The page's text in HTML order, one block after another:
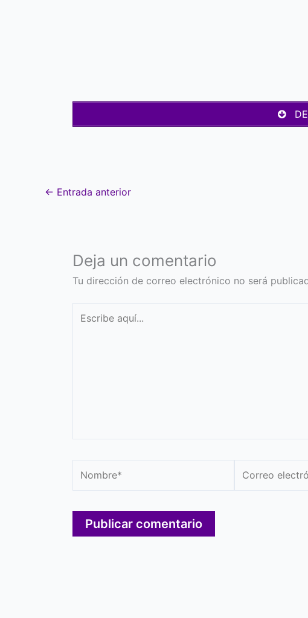
← Entrada anterior
Deja un comentario
Tu dirección de correo electrónico no será
aquí...
electrónico*